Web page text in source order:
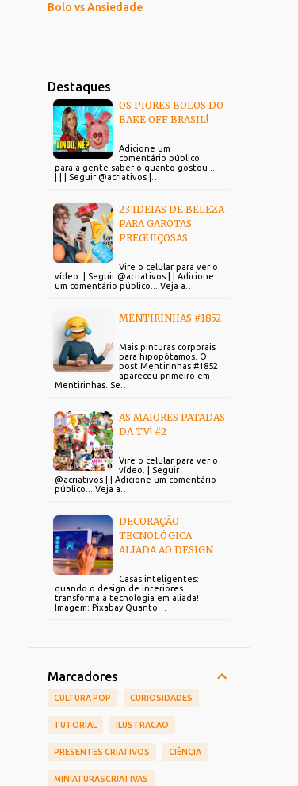
Bolo vs Ansiedade
Destaques
OS PIORES BOLOS DO
BAKE OFF BRASIL!
Adicione um
comentário público
para a gente saber o quanto gostou ...
| | | Seguir @acriativos |…
23 IDEIAS DE BELEZA
PARA GAROTAS
PREGUIÇOSAS
Vire o celular para ver o
vídeo. | Seguir @acriativos | | Adicione
um comentário público... Veja a…
MENTIRINHAS #1852
Mais pinturas corporais
para hipopótamos. O
post Mentirinhas #1852
apareceu primeiro em
Mentirinhas. Se…
AS MAIORES PATADAS
DA TV! #2
Vire o celular para ver o
vídeo. | Seguir
@acriativos | | Adicione um comentário
público... Veja a…
DECORAÇÃO
TECNOLÓGICA
ALIADA AO DESIGN
Casas inteligentes:
quando o design de interiores
transforma a tecnologia em aliada!
Imagem: Pixabay Quanto…
Marcadores
CULTURA POP CURIOSIDADES
TUTORIAL ILUSTRACAO
PRESENTES CRIATIVOS CIÊNCIA
MINIATURASCRIATIVAS